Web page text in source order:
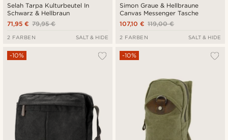
Selah Tarpa Kulturbeutel In
Schwarz & Hellbraun
79,95 €
71,95 €
2 FARBEN SALT & HIDE
Simon Graue & Hellbraune
Canvas Messenger Tasche
119,00 €
107,10 €
2 FARBEN SALT & HIDE
-10% -10%